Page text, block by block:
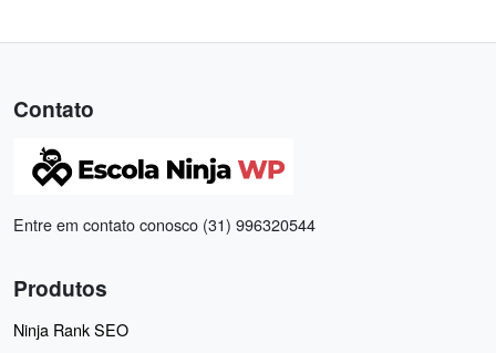
Contato
Entre em contato conosco (31) 996320544
Produtos
Ninja Rank SEO